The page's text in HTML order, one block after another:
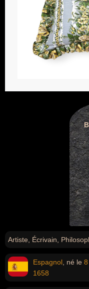
Artiste, Écrivain,
Espagnol , né le
1658